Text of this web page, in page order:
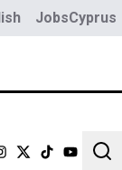
JobsCyprus